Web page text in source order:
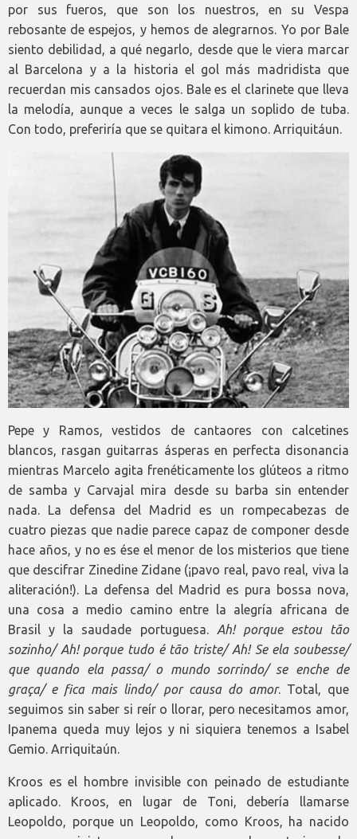
por sus fueros, que son los nuestros, en su Vespa
rebosante de espejos, y hemos de alegrarnos. Yo por Bale
siento debilidad, a qué negarlo, desde que le viera marcar
al Barcelona y a la historia el gol más madridista que
recuerdan mis cansados ojos. Bale es el clarinete que lleva
la melodía, aunque a veces le salga un soplido de tuba.
Con todo, preferiría que se quitara el kimono. Arriquitáun.
Pepe y Ramos, vestidos de cantaores con calcetines
blancos, rasgan guitarras ásperas en perfecta disonancia
mientras Marcelo agita frenéticamente los glúteos a ritmo
de samba y Carvajal mira desde su barba sin entender
nada. La defensa del Madrid es un rompecabezas de
cuatro piezas que nadie parece capaz de componer desde
hace años, y no es ése el menor de los misterios que tiene
que descifrar Zinedine Zidane (¡pavo real, pavo real, viva la
aliteración!). La defensa del Madrid es pura bossa nova,
una cosa a medio camino entre la alegría africana de
Brasil y la saudade portuguesa. Ah! porque estou tão
sozinho/ Ah! porque tudo é tão triste/ Ah! Se ela soubesse/
que quando ela passa/ o mundo sorrindo/ se enche de
graça/ e fica mais lindo/ por causa do amor. Total, que
seguimos sin saber si reír o llorar, pero necesitamos amor,
Ipanema queda muy lejos y ni siquiera tenemos a Isabel
Gemio. Arriquitaún.
Kroos es el hombre invisible con peinado de estudiante
aplicado. Kroos, en lugar de Toni, debería llamarse
Leopoldo, porque un Leopoldo, como Kroos, ha nacido